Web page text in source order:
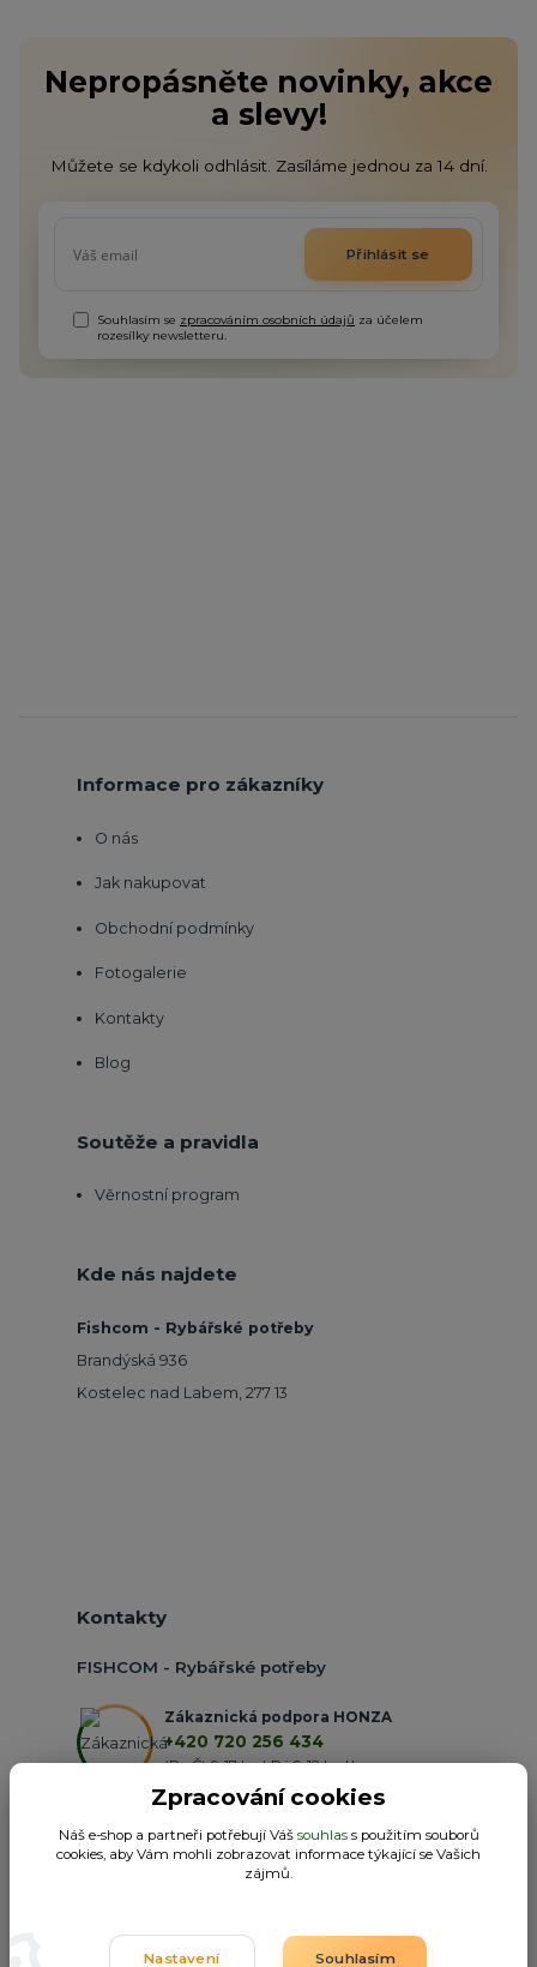
Nepropásněte novinky, akce
a slevy!
Můžete se kdykoli odhlásit. Zasíláme jednou za 14 dní.
Přihlásit se
Souhlasím se zpracováním osobních údajů za účelem
rozesílky newsletteru.
Informace pro zákazníky
O nás
Jak nakupovat
Obchodní podmínky
Fotogalerie
Kontakty
Blog
Soutěže a pravidla
Věrnostní program
Kde nás najdete
Fishcom - Rybářské potřeby
Brandýská 936
Kostelec nad Labem, 277 13
Kontakty
FISHCOM - Rybářské potřeby
Zákaznická podpora HONZA
+420 720 256 434
(Po-Čt 9-17 hod.,Pá 9-18 hod.)
Zpracování cookies
Náš e-shop a partneři potřebují Váš souhlass použitím souborů
cookies, aby Vám mohli zobrazovat informace týkající se Vašich
zájmů.
Nastavení Souhlasím